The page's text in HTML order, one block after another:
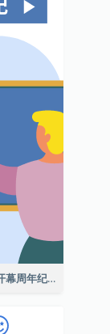
教育研究所开幕周年纪念日擎天柱廣告